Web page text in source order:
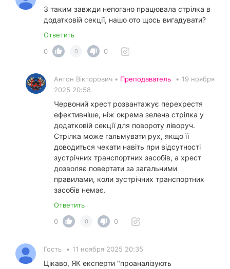
З таким завжди непогано працювала стрілка в
додатковій секції, нашо ото щось вигадувати?
Ответить
0
0 0
Антон Вікторович • Преподаватель • 19 ноября
2025 20:58
Червоний хрест розвантажує перехрестя
ефективніше, ніж окрема зелена стрілка у
додатковій секції для повороту ліворуч.
Стрілка може гальмувати рух, якщо її
доводиться чекати навіть при відсутності
зустрічних транспортних засобів, а хрест
дозволяє повертати за загальними
правилами, коли зустрічних транспортних
засобів немає.
Ответить
0
0 0
Гость • 11 ноября 2025 20:35
Цікаво, ЯК експерти "проаналізують